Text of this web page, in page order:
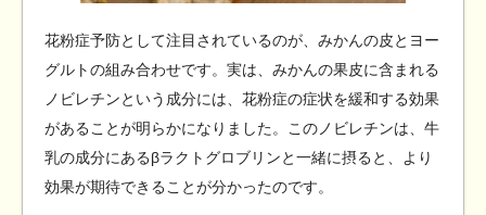
花粉症予防として注目されているのが、みかんの皮とヨー
グルトの組み合わせです。実は、みかんの果皮に含まれる
ノビレチンという成分には、花粉症の症状を緩和する効果
があることが明らかになりました。このノビレチンは、牛
乳の成分にあるβラクトグロブリンと一緒に摂ると、より
効果が期待できることが分かったのです。